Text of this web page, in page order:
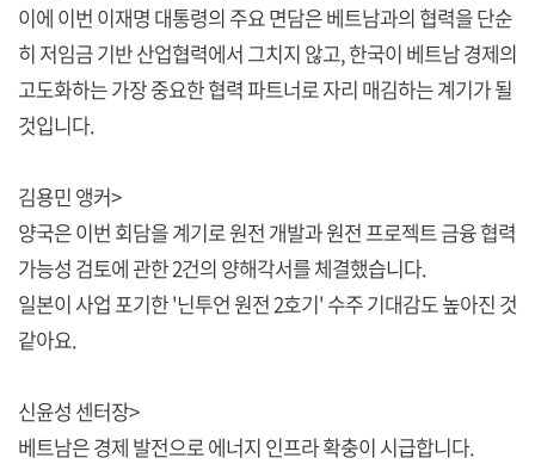
이에 이번 이재명 대통령의 주요 면담은 베트남과의 협력을 단순
히 저임금 기반 산업협력에서 그치지 않고, 한국이 베트남 경제의
고도화하는 가장 중요한 협력 파트너로 자리 매김하는 계기가 될
것입니다.
김용민 앵커>
양국은 이번 회담을 계기로 원전 개발과 원전 프로젝트 금융 협력
가능성 검토에 관한 2건의 양해각서를 체결했습니다.
일본이 사업 포기한 '닌투언 원전 2호기' 수주 기대감도 높아진 것
같아요.
신윤성 센터장>
베트남은 경제 발전으로 에너지 인프라 확충이 시급합니다.